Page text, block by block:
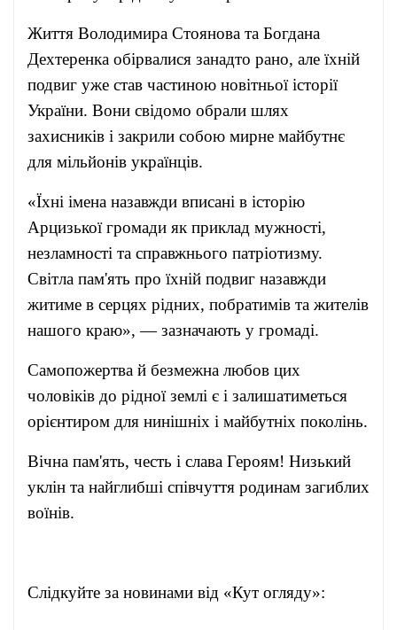
Життя Володимира Стоянова та Богдана
Дехтеренка обірвалися занадто рано, але їхній
подвиг уже став частиною новітньої історії
України. Вони свідомо обрали шлях
захисників і закрили собою мирне майбутнє
для мільйонів українців.
«Їхні імена назавжди вписані в історію
Арцизької громади як приклад мужності,
незламності та справжнього патріотизму.
Світла пам'ять про їхній подвиг назавжди
житиме в серцях рідних, побратимів та жителів
нашого краю», — зазначають у громаді.
Самопожертва й безмежна любов цих
чоловіків до рідної землі є і залишатиметься
орієнтиром для нинішніх і майбутніх поколінь.
Вічна пам'ять, честь і слава Героям! Низький
уклін та найглибші співчуття родинам загиблих
воїнів.
Слідкуйте за новинами від «Кут огляду»: